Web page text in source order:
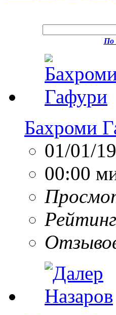
По
Бахроми
01/01/
00:00
Рейтинг